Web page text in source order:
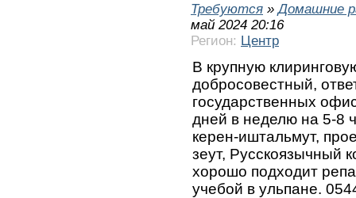
Требуются »Домашние
май 2024 20:16
Регион: Центр
В крупную
добросовестный,
государственных
дней в неделю на 5-8
керен-иштальмут,
зеут, Русскоязычный
хорошо подходит
учебой в ульпане.